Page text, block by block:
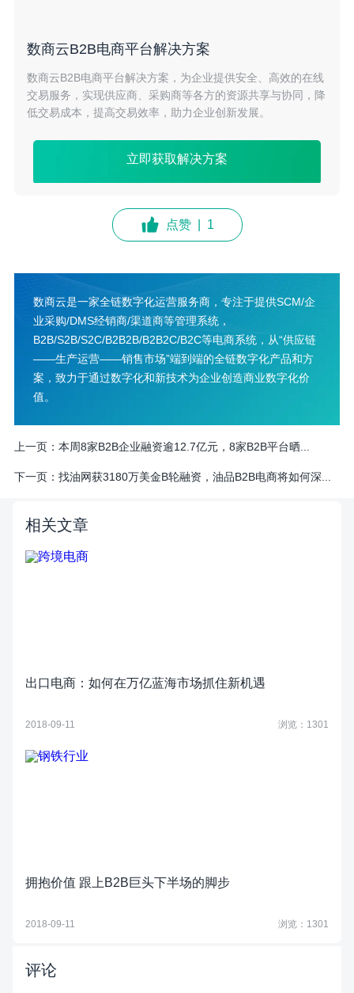
数商云B2B电商平台解决方案
数商云B2B电商平台解决方案，为企业提供安全、高效的在线
交易服务，实现供应商、采购商等各方的资源共享与协同，降
低交易成本，提高交易效率，助力企业创新发展。
立即获取解决方案
点赞 1
数商云是一家全链数字化运营服务商，专注于提供SCM/企
业采购/DMS经销商/渠道商等管理系统，
B2B/S2B/S2C/B2B2B/B2B2C/B2C等电商系统，从“供应链
——生产运营——销售市场”端到端的全链数字化产品和方
案，致力于通过数字化和新技术为企业创造商业数字化价
值。
上一页： 本周8家B2B企业融资逾12.7亿元，8家B2B平台晒...
下一页： 找油网获3180万美金B轮融资，油品B2B电商将如何深...
相关文章
出口电商：如何在万亿蓝海市场抓住新机遇
2018-09-11 浏览：1301
拥抱价值 跟上B2B巨头下半场的脚步
2018-09-11 浏览：1301
评论